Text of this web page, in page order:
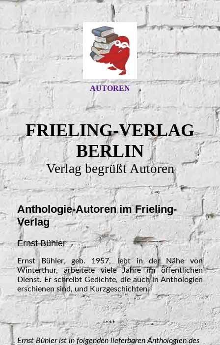
AUTOREN
FRIELING-VERLAG
BERLIN
Verlag begrüßt Autoren
Anthologie-Autoren im Frieling-
Verlag
Ernst Bühler
Ernst Bühler, geb. 1957, lebt in der Nähe von
Winterthur, arbeitete viele Jahre im öffentlichen
Dienst. Er schreibt Gedichte, die auch in Anthologien
erschienen sind, und Kurzgeschichten.
***
Ernst Bühler ist in folgenden lieferbaren Anthologien des